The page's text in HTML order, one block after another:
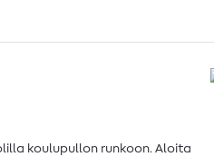
koulupullon runkoon. Aloita